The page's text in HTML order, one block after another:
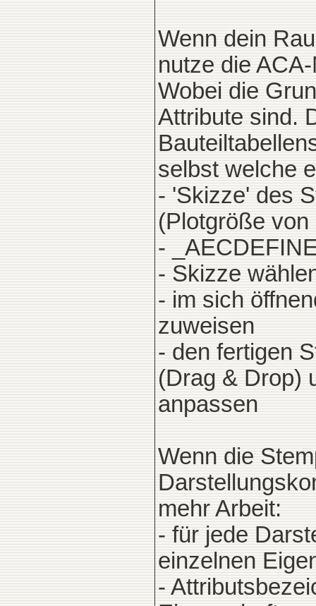
Wenn dein
nutze die
Wobei die
Attribute sind.
selbst welche
- 'Skizze' des
(Plotgröße
-
- Skizze
- im sich
zuweisen
- den fertigen
(Drag & Drop)
anpassen
Wenn die
mehr Arbeit:
- für jede
einzelnen
-